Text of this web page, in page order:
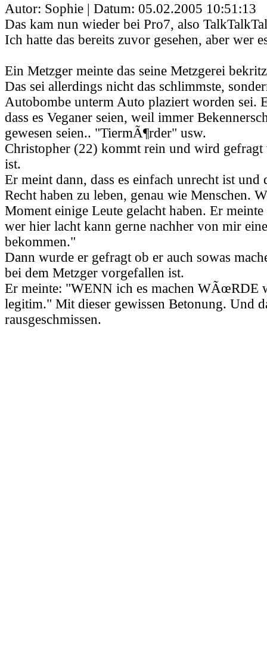
Autor: Sophie | Datum: 05.02.2005 10:51:13
Das kam nun wieder bei Pro7, also
Ich hatte das bereits zuvor gesehen, aber wer
Ein Metzger meinte das seine Metzgerei
Das sei allerdings nicht das schlimmste,
Autobombe unterm Auto plaziert worden sei.
dass es Veganer seien, weil immer
gewesen seien.. "TiermÃ¶rder" usw.
Christopher (22) kommt rein und wird gefragt
ist.
Er meint dann, dass es einfach unrecht ist und
Recht haben zu leben, genau wie Menschen.
Moment einige Leute gelacht haben. Er
wer hier lacht kann gerne nachher von mir
bekommen."
Dann wurde er gefragt ob er auch sowas
bei dem Metzger vorgefallen ist.
Er meinte: "WENN ich es machen WÃœRDE
legitim." Mit dieser gewissen Betonung. Und
rausgeschmissen.